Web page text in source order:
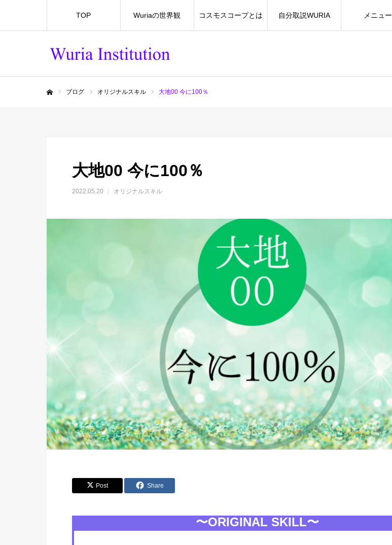
TOP Wuriaの世界観 コスモスコープとは 自分取説WURIA メニュー
ブログ オリジナルスキル 大地00 今に100％
大地00 今に100％
2022.05.20 オリジナルスキル
Post Share
〜ORIGINAL SKILL〜